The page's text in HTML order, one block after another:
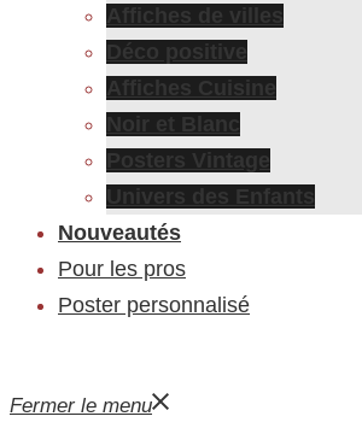
Affiches de villes
Déco positive
Affiches Cuisine
Noir et Blanc
Posters Vintage
Univers des Enfants
Nouveautés
Pour les pros
Poster personnalisé
Fermer le menu